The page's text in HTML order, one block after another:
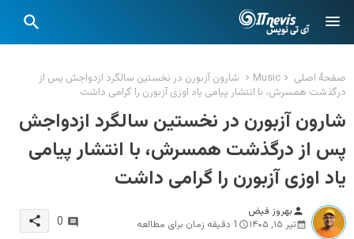
صفحهٔ اصلی Music
شارون آزبورن در نخستین سالگرد ازدواجش پس از
درگذشت همسرش، با انتشار پیامی یاد اوزی آزبورن را گرامی داشت
شارون آزبورن در نخستین سالگرد ازدواجش
پس از درگذشت همسرش، با انتشار پیامی
یاد اوزی آزبورن را گرامی داشت
person بهروز فیض
تیر ۱۵, ۱۴۰۵
1 دقیقه زمان برای مطالعه 0
share